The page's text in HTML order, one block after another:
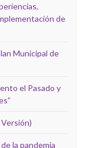
de
Municipal de
el Pasado y
la pandemia